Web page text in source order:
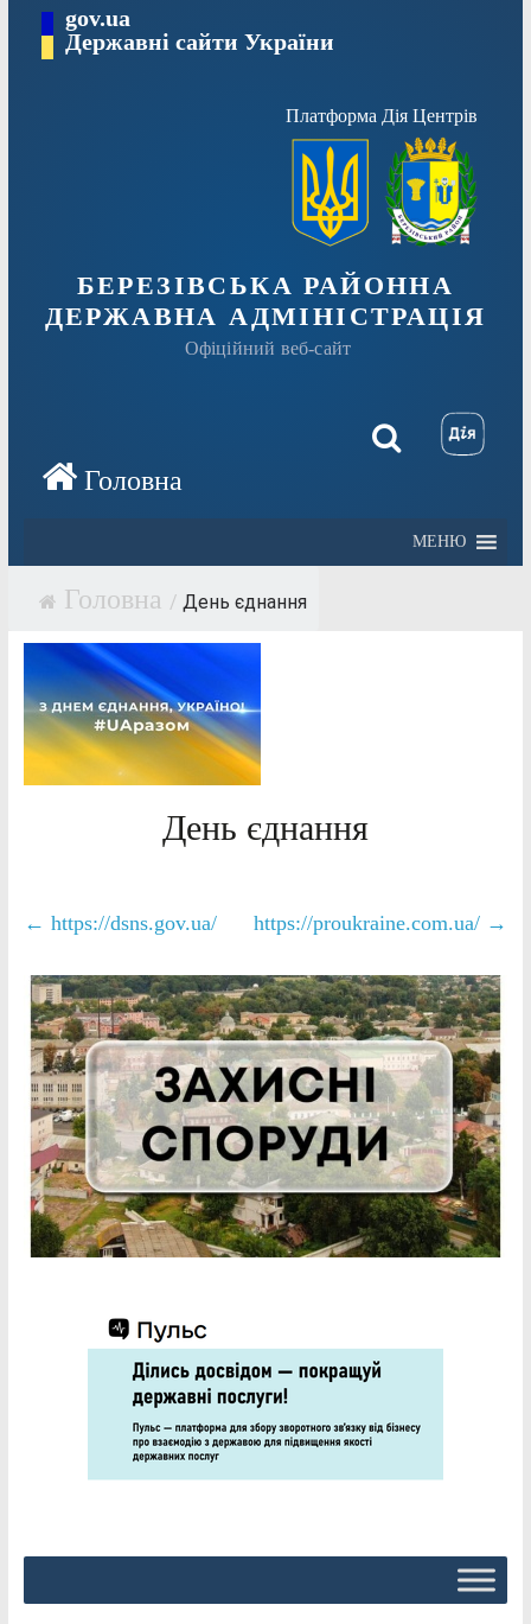
Перейтиgov.ua
Державні сайти України
Платформа Дія Центрів
БЕРЕЗІВСЬКА РАЙОННА
ДЕРЖАВНА АДМІНІСТРАЦІЯ
Офіційний веб-сайт
МЕНЮ
/ День єднання
День єднання
← https://dsns.gov.ua/ https://proukraine.com.ua/ →